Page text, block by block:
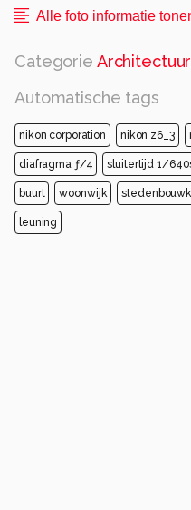
Alle foto informatie
Categorie Architectuur
Automatische tags
nikon corporation nikon z6_3
diafragma ƒ/4 sluitertijd 1/
buurt woonwijk
leuning